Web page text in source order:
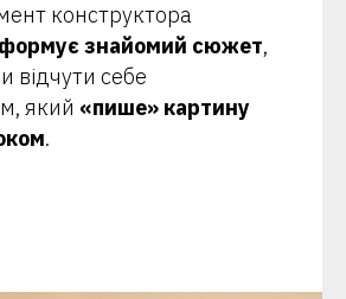
конструктора
формує знайомий сюжет,
відчути себе
який «пише» картину
.